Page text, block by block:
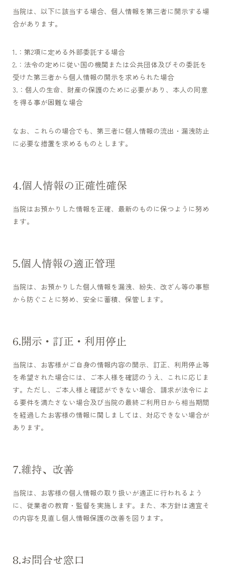
当院は、以下に該当する場合、個人情報を第三者に開示する場
合があります。
第2項に定める外部委託する場合
法令の定めに従い国の機関または公共団体及びその委託を
受けた第三者から個人情報の開示を求められた場合
個人の生命、財産の保護のために必要があり、本人の同意
を得る事が困難な場合
なお、これらの場合でも、第三者に個人情報の流出・漏洩防止
に必要な措置を求めるものとします。
個人情報の正確性確保
当院はお預かりした情報を正確、最新のものに保つように努め
ます。
個人情報の適正管理
当院は、お預かりした個人情報を漏洩、紛失、改ざん等の事態
から防ぐことに努め、安全に蓄積、保管します。
開示・訂正・利用停止
当院は、お客様がご自身の情報内容の開示、訂正、利用停止等
を希望された場合には、ご本人様を確認のうえ、これに応じま
す。ただし、ご本人様と確認ができない場合、請求が法令によ
る要件を満たさない場合及び当院の最終ご利用日から相当期間
を経過したお客様の情報に関しましては、対応できない場合が
あります。
維持、改善
当院は、お客様の個人情報の取り扱いが適正に行われるよう
に、従業者の教育・監督を実施します。また、本方針は適宜そ
の内容を見直し個人情報保護の改善を図ります。
お問合せ窓口